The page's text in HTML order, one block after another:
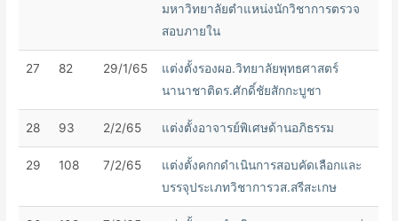
มหาวิทยาลัยตำแหน่งนักวิชาการตรวจ
สอบภายใน
27 82 29/1/65
แต่งตั้งรองผอ.วิทยาลัยพุทธศาสตร์
นานาชาติดร.ศักดิ์ชัยสักกะบูชา
28 93 2/2/65 แต่งตั้งอาจารย์พิเศษด้านอภิธรรม
29 108 7/2/65
แต่งตั้งคกกดำเนินการสอบคัดเลือกและ
บรรจุประเภทวิชาการวส.สรีสะเกษ